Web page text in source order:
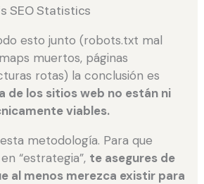
SEO Statistics
esto junto (robots.txt mal
muertos, páginas
rotas) la conclusión es
de los sitios web no están ni
viables.
metodología. Para que
“estrategia”, te asegures de
al menos merezca existir para